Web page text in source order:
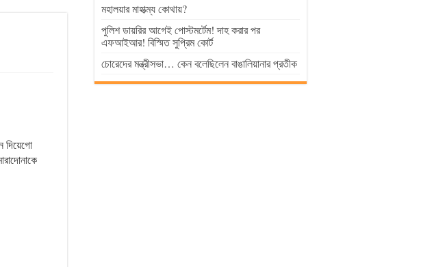
দিয়েগো
মহালয়ার মাহাত্ম্য কোথায়?
পুলিশ ডায়রির আগেই পোস্টমর্টেম! দাহ করার পর
এফআইআর! বিস্মিত সুপ্রিম কোর্ট
চোরেদের মন্ত্রীসভা… কেন বলেছিলেন বাঙালিয়ানার প্রতীক